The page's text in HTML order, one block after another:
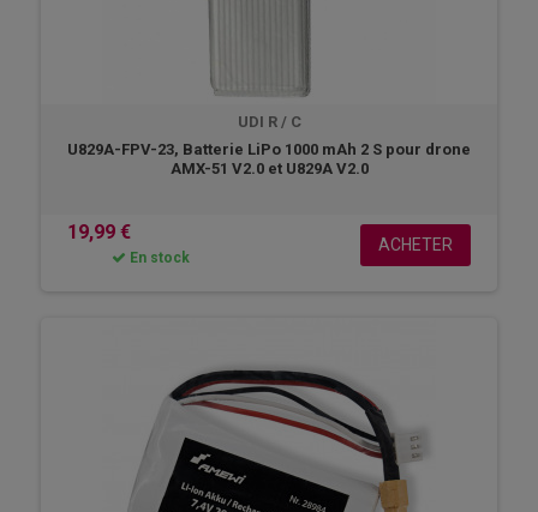
UDI R / C
U829A-FPV-23, Batterie LiPo 1000 mAh 2 S pour drone
AMX-51 V2.0 et U829A V2.0
19,99 €
En stock
ACHETER